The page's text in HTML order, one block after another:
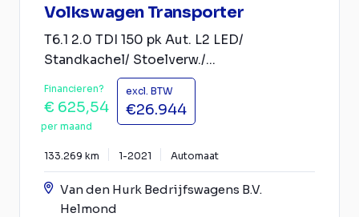
Volkswagen Transporter
T6.1 2.0 TDI 150 pk Aut. L2 LED/
Standkachel/ Stoelverw./...
Financieren?
€ 625,54
per maand
excl. BTW
€26.944
133.269 km 1-2021 Automaat
Van den Hurk Bedrijfswagens B.V.
Helmond